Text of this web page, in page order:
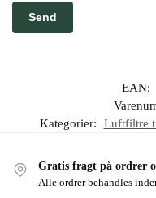
EAN:
Kategorier:
Luftfiltre
Gratis fragt på ordrer
Alle ordrer behandles